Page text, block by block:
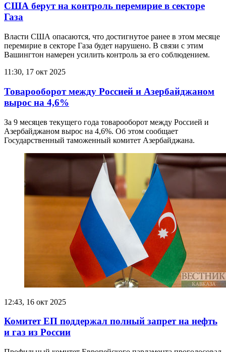
США берут на контроль перемирие в секторе
Газа
Власти США опасаются, что достигнутое ранее в этом месяце
перемирие в секторе Газа будет нарушено. В связи с этим
Вашингтон намерен усилить контроль за его соблюдением.
11:30, 17 окт 2025
Товарооборот между Россией и Азербайджаном
вырос на 4,6%
За 9 месяцев текущего года товарооборот между Россией и
Азербайджаном вырос на 4,6%. Об этом сообщает
Государственный таможенный комитет Азербайджана.
12:43, 16 окт 2025
Комитет ЕП поддержал полный запрет на нефть
и газ из России